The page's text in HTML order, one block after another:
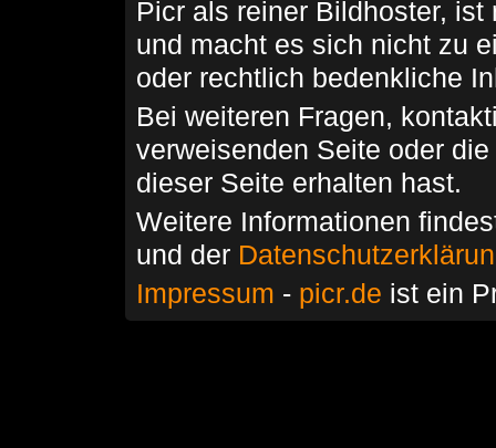
Picr als reiner Bildhoster,
und macht es sich nicht zu
oder rechtlich bedenkliche
Bei weiteren Fragen,
verweisenden Seite oder
dieser Seite erhalten hast.
Weitere Informationen
und der
Impressum - picr.de ist ein